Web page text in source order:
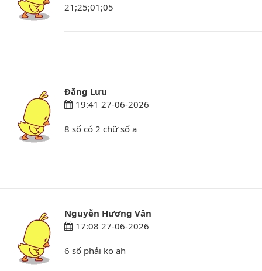
21;25;01;05
Đăng Lưu
19:41 27-06-2026
8 số có 2 chữ số ạ
Nguyễn Hương Vân
17:08 27-06-2026
6 số phải ko ah